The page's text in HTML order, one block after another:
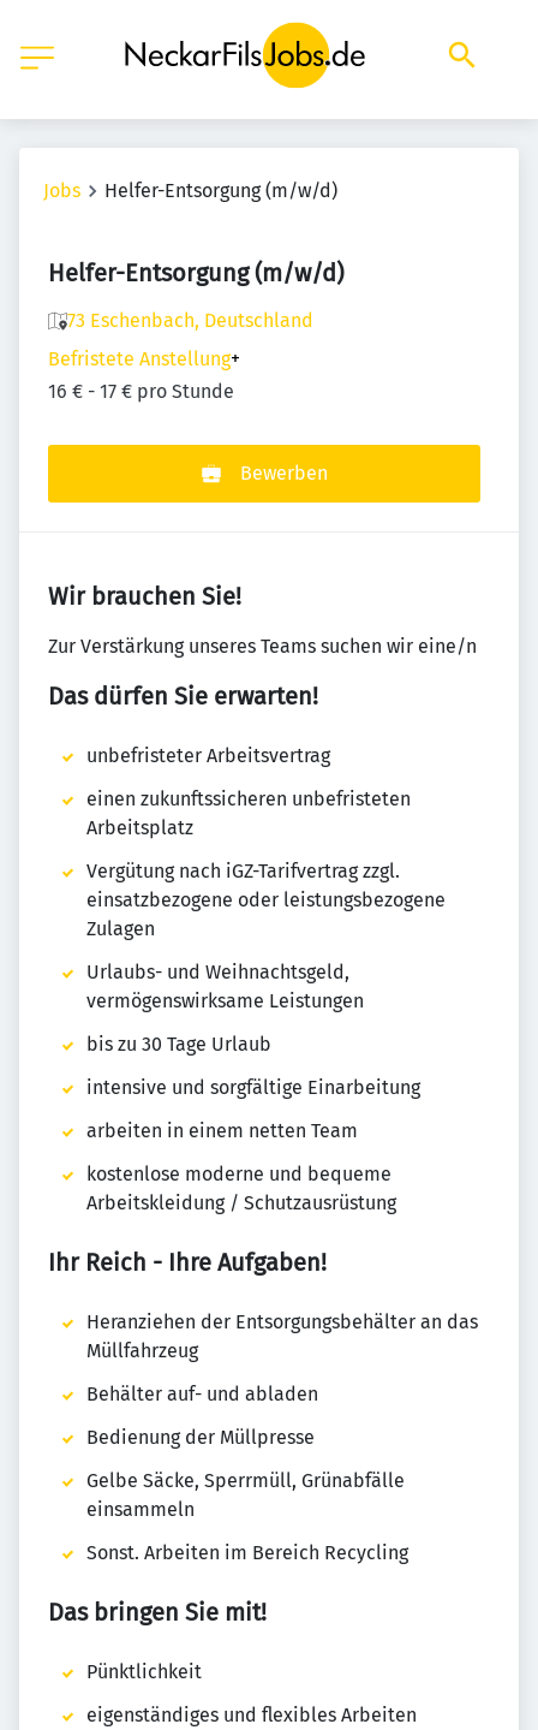
Jobs Helfer-Entsorgung (m/w/d)
Helfer-Entsorgung (m/w/d)
73 Eschenbach, Deutschland
Befristete Anstellung+
16 € - 17 € pro Stunde
Bewerben
Wir brauchen Sie!
Zur Verstärkung unseres Teams suchen wir eine/n
Das dürfen Sie erwarten!
unbefristeter Arbeitsvertrag
einen zukunftssicheren unbefristeten
Arbeitsplatz
Vergütung nach iGZ-Tarifvertrag zzgl.
einsatzbezogene oder leistungsbezogene
Zulagen
Urlaubs- und Weihnachtsgeld,
vermögenswirksame Leistungen
bis zu 30 Tage Urlaub
intensive und sorgfältige Einarbeitung
arbeiten in einem netten Team
kostenlose moderne und bequeme
Arbeitskleidung / Schutzausrüstung
Ihr Reich - Ihre Aufgaben!
Heranziehen der Entsorgungsbehälter an das
Müllfahrzeug
Behälter auf- und abladen
Bedienung der Müllpresse
Gelbe Säcke, Sperrmüll, Grünabfälle
einsammeln
Sonst. Arbeiten im Bereich Recycling
Das bringen Sie mit!
Pünktlichkeit
eigenständiges und flexibles Arbeiten